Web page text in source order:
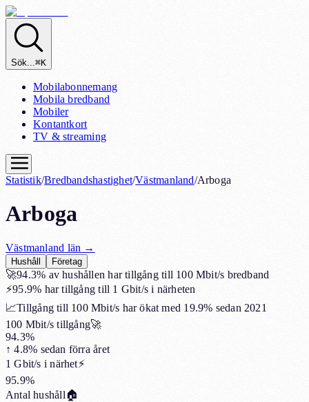
Sök...⌘K
Mobilabonnemang
Mobila bredband
Mobiler
Kontantkort
TV & streaming
Statistik/Bredbandshastighet/Västmanland/Arboga
Arboga
Västmanland län →
Hushåll Företag
🚀94.3% av hushållen har tillgång till 100 Mbit/s bredband
⚡95.9% har tillgång till 1 Gbit/s i närheten
📈Tillgång till 100 Mbit/s har ökat med 19.9% sedan 2021
100 Mbit/s tillgång🚀
94.3%
↑ 4.8% sedan förra året
1 Gbit/s i närhet⚡
95.9%
Antal hushåll🏠